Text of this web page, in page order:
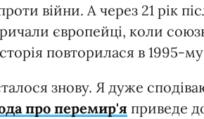
війни. А через 21 рік
європейці, коли
повторилася в 1995-му
знову. Я дуже
про перемир'я приведе